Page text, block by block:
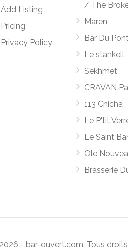
Add Listing
Pricing
Privacy Policy
/ The
Maren
Bar Du
Le stankell
Sekhmet
CRAVAN
113 Chicha
Le P'tit
Le Saint
Ole
Brasserie
- bar-ouvert.com. Tous droits